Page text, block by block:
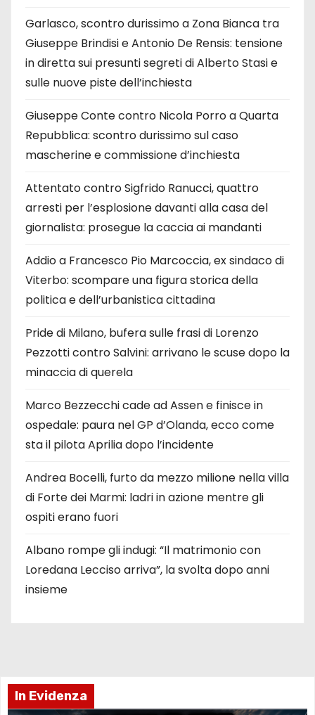
Garlasco, scontro durissimo a Zona Bianca tra
Giuseppe Brindisi e Antonio De Rensis: tensione
in diretta sui presunti segreti di Alberto Stasi e
sulle nuove piste dell’inchiesta
Giuseppe Conte contro Nicola Porro a Quarta
Repubblica: scontro durissimo sul caso
mascherine e commissione d’inchiesta
Attentato contro Sigfrido Ranucci, quattro
arresti per l’esplosione davanti alla casa del
giornalista: prosegue la caccia ai mandanti
Addio a Francesco Pio Marcoccia, ex sindaco di
Viterbo: scompare una figura storica della
politica e dell’urbanistica cittadina
Pride di Milano, bufera sulle frasi di Lorenzo
Pezzotti contro Salvini: arrivano le scuse dopo la
minaccia di querela
Marco Bezzecchi cade ad Assen e finisce in
ospedale: paura nel GP d’Olanda, ecco come
sta il pilota Aprilia dopo l’incidente
Andrea Bocelli, furto da mezzo milione nella villa
di Forte dei Marmi: ladri in azione mentre gli
ospiti erano fuori
Albano rompe gli indugi: “Il matrimonio con
Loredana Lecciso arriva”, la svolta dopo anni
insieme
In Evidenza